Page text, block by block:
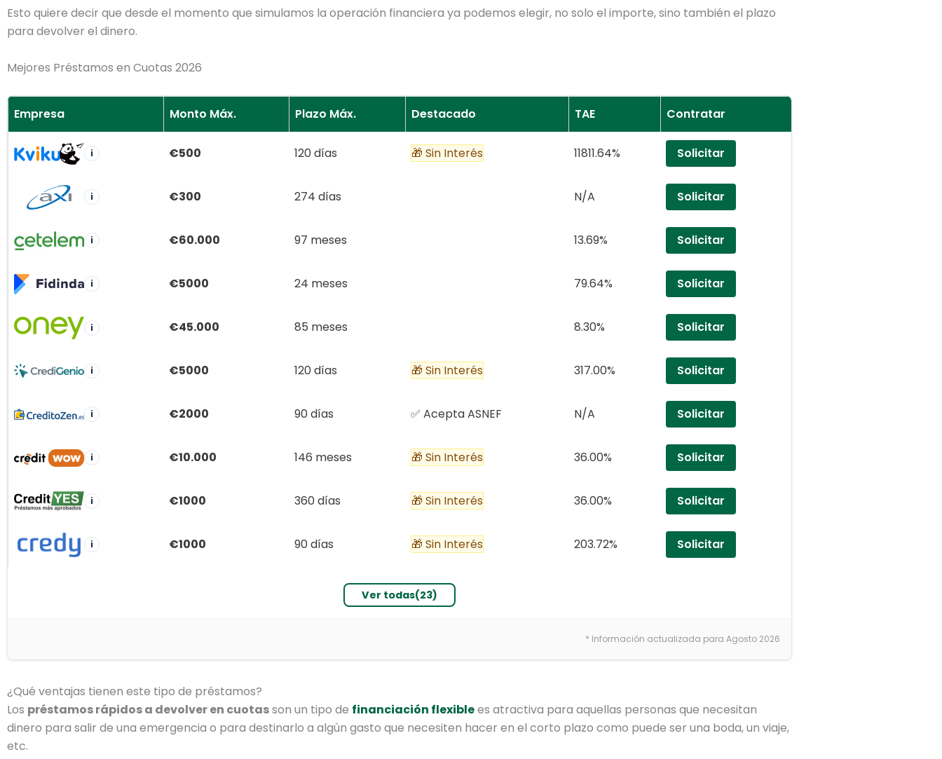
Esto quiere decir que desde el momento que simulamos la operación financiera ya podemos elegir, no solo el importe, sino también el plazo
para devolver el dinero.
Mejores Préstamos en Cuotas 2026
Empresa Monto Máx. Plazo Máx. Destacado TAE Contratar
i €500 120 días 🎁 Sin Interés 11811.64% Solicitar
i €300 274 días N/A Solicitar
i €60.000 97 meses 13.69% Solicitar
i €5000 24 meses 79.64% Solicitar
i €45.000 85 meses 8.30% Solicitar
i €5000 120 días 🎁 Sin Interés 317.00% Solicitar
i €2000 90 días ✅ Acepta ASNEF N/A Solicitar
i €10.000 146 meses 🎁 Sin Interés 36.00% Solicitar
i €1000 360 días 🎁 Sin Interés 36.00% Solicitar
i €1000 90 días 🎁 Sin Interés 203.72% Solicitar
Ver todas(23)
* Información actualizada para Agosto 2026
¿Qué ventajas tienen este tipo de préstamos?
Los préstamos rápidos a devolver en cuotasson un tipo de financiación flexiblees atractiva para aquellas personas que necesitan
dinero para salir de una emergencia o para destinarlo a algún gasto que necesiten hacer en el corto plazo como puede ser una boda, un viaje,
etc.